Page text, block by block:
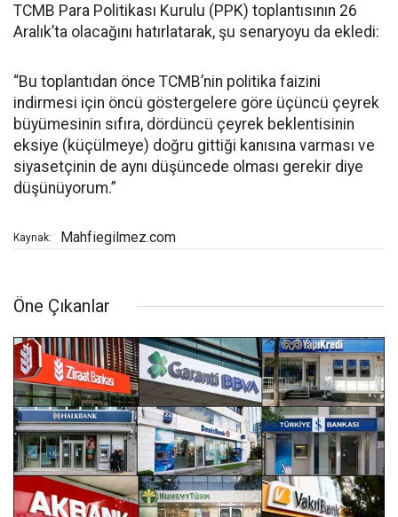
TCMB Para Politikası Kurulu (PPK) toplantısının 26
Aralık’ta olacağını hatırlatarak, şu senaryoyu da ekledi:
“Bu toplantıdan önce TCMB’nin politika faizini
indirmesi için öncü göstergelere göre üçüncü çeyrek
büyümesinin sıfıra, dördüncü çeyrek beklentisinin
eksiye (küçülmeye) doğru gittiği kanısına varması ve
siyasetçinin de aynı düşüncede olması gerekir diye
düşünüyorum.”
Kaynak: Mahfiegilmez.com
Öne Çıkanlar